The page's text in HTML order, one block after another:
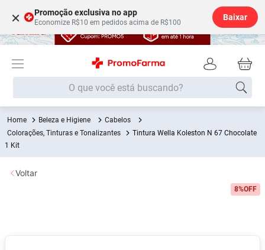
× Promoção exclusiva no app
Economize R$10 em pedidos acima de R$100
Baixar
O que você está buscando?
Beleza e Higiene
Cabelos
Colorações, Tinturas e Tonalizantes
Tintura Wella Koleston N 67 Chocolate
1 Kit
8%OFF
Voltar
Termos mais buscados